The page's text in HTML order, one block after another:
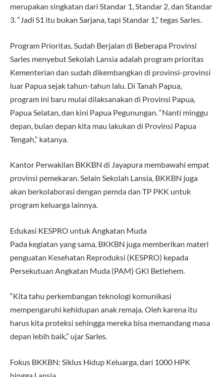
merupakan singkatan dari Standar 1, Standar 2, dan Standar
3. “Jadi S1 itu bukan Sarjana, tapi Standar 1,” tegas Sarles.
Program Prioritas, Sudah Berjalan di Beberapa Provinsi
Sarles menyebut Sekolah Lansia adalah program prioritas
Kementerian dan sudah dikembangkan di provinsi-provinsi
luar Papua sejak tahun-tahun lalu. Di Tanah Papua,
program ini baru mulai dilaksanakan di Provinsi Papua,
Papua Selatan, dan kini Papua Pegunungan. “Nanti minggu
depan, bulan depan kita mau lakukan di Provinsi Papua
Tengah,” katanya.
Kantor Perwakilan BKKBN di Jayapura membawahi empat
provinsi pemekaran. Selain Sekolah Lansia, BKKBN juga
akan berkolaborasi dengan pemda dan TP PKK untuk
program keluarga lainnya.
Edukasi KESPRO untuk Angkatan Muda
Pada kegiatan yang sama, BKKBN juga memberikan materi
penguatan Kesehatan Reproduksi (KESPRO) kepada
Persekutuan Angkatan Muda (PAM) GKI Betlehem.
“Kita tahu perkembangan teknologi komunikasi
mempengaruhi kehidupan anak remaja. Oleh karena itu
harus kita proteksi sehingga mereka bisa memandang masa
depan lebih baik,” ujar Sarles.
Fokus BKKBN: Siklus Hidup Keluarga, dari 1000 HPK